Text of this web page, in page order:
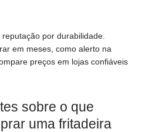
por durabilidade.
em meses, como alerto na
preços em lojas confiáveis
sobre o que
uma fritadeira